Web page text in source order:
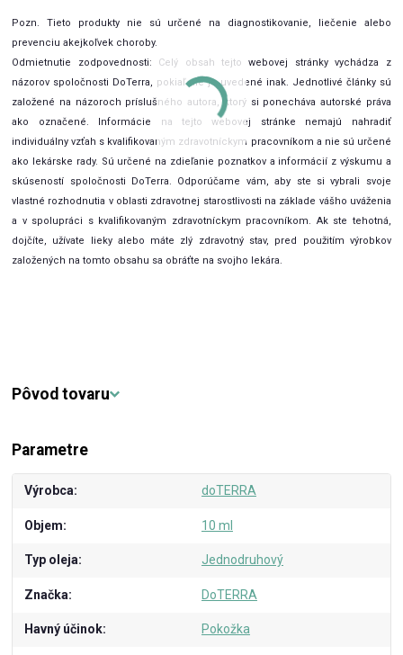
Pozn. Tieto produkty nie sú určené na diagnostikovanie, liečenie alebo
prevenciu akejkoľvek choroby.
Odmietnutie zodpovednosti: Celý obsah tejto webovej stránky vychádza z
názorov spoločnosti DoTerra, pokiaľ nie je uvedené inak. Jednotlivé články sú
založené na názoroch príslušného autora, ktorý si ponecháva autorské práva
ako označené. Informácie na tejto webovej stránke nemajú nahradiť
individuálny vzťah s kvalifikovaným zdravotníckym pracovníkom a nie sú určené
ako lekárske rady. Sú určené na zdieľanie poznatkov a informácií z výskumu a
skúseností spoločnosti DoTerra. Odporúčame vám, aby ste si vybrali svoje
vlastné rozhodnutia v oblasti zdravotnej starostlivosti na základe vášho uváženia
a v spolupráci s kvalifikovaným zdravotníckym pracovníkom. Ak ste tehotná,
dojčíte, užívate lieky alebo máte zlý zdravotný stav, pred použitím výrobkov
založených na tomto obsahu sa obráťte na svojho lekára.
Pôvod tovaru
Parametre
Výrobca doTERRA
Objem 10 ml
Typ oleja Jednodruhový
Značka DoTERRA
Havný účinok Pokožka